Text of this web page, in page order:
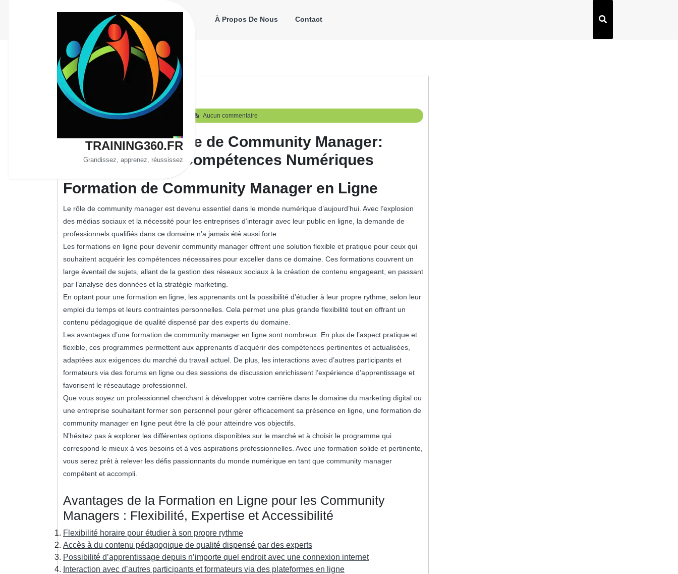
TRAINING360.FR
Grandissez, apprenez, réussissez
À Propos De Nous Contact
Community Manager Management
21 septembre 2025
21
training360
Aucun commentaire
Formation en Ligne de Community Manager:
Développez Vos Compétences Numériques
Formation de Community Manager en Ligne
Le rôle de community manager est devenu essentiel dans le monde numérique d’aujourd’hui. Avec l’explosion
des médias sociaux et la nécessité pour les entreprises d’interagir avec leur public en ligne, la demande de
professionnels qualifiés dans ce domaine n’a jamais été aussi forte.
Les formations en ligne pour devenir community manager offrent une solution flexible et pratique pour ceux qui
souhaitent acquérir les compétences nécessaires pour exceller dans ce domaine. Ces formations couvrent un
large éventail de sujets, allant de la gestion des réseaux sociaux à la création de contenu engageant, en passant
par l’analyse des données et la stratégie marketing.
En optant pour une formation en ligne, les apprenants ont la possibilité d’étudier à leur propre rythme, selon leur
emploi du temps et leurs contraintes personnelles. Cela permet une plus grande flexibilité tout en offrant un
contenu pédagogique de qualité dispensé par des experts du domaine.
Les avantages d’une formation de community manager en ligne sont nombreux. En plus de l’aspect pratique et
flexible, ces programmes permettent aux apprenants d’acquérir des compétences pertinentes et actualisées,
adaptées aux exigences du marché du travail actuel. De plus, les interactions avec d’autres participants et
formateurs via des forums en ligne ou des sessions de discussion enrichissent l’expérience d’apprentissage et
favorisent le réseautage professionnel.
Que vous soyez un professionnel cherchant à développer votre carrière dans le domaine du marketing digital ou
une entreprise souhaitant former son personnel pour gérer efficacement sa présence en ligne, une formation de
community manager en ligne peut être la clé pour atteindre vos objectifs.
N’hésitez pas à explorer les différentes options disponibles sur le marché et à choisir le programme qui
correspond le mieux à vos besoins et à vos aspirations professionnelles. Avec une formation solide et pertinente,
vous serez prêt à relever les défis passionnants du monde numérique en tant que community manager
compétent et accompli.
Avantages de la Formation en Ligne pour les Community
Managers : Flexibilité, Expertise et Accessibilité
Flexibilité horaire pour étudier à son propre rythme
Accès à du contenu pédagogique de qualité dispensé par des experts
Possibilité d’apprentissage depuis n’importe quel endroit avec une connexion internet
Interaction avec d’autres participants et formateurs via des plateformes en ligne